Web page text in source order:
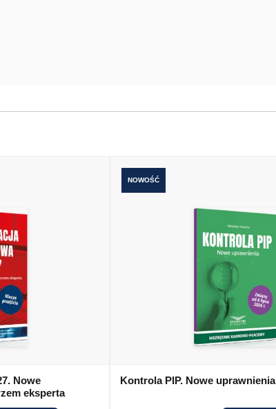
Nowe
eksperta
NOWOŚĆ
Kontrola PIP. Nowe uprawnienia